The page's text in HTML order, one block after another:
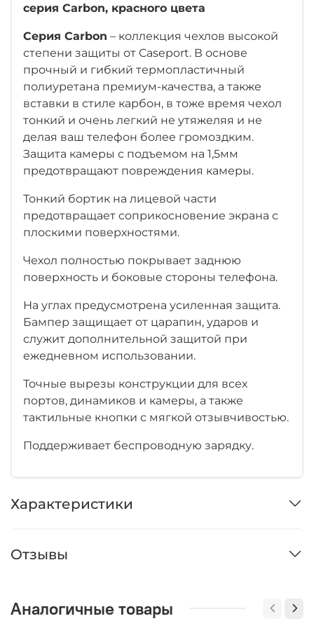
серия Carbon, красного цвета
Серия Carbon – коллекция чехлов высокой
степени защиты от Caseport. В основе
прочный и гибкий термопластичный
полиуретана премиум-качества, а также
вставки в стиле карбон, в тоже время чехол
тонкий и очень легкий не утяжеляя и не
делая ваш телефон более громоздким.
Защита камеры с подъемом на 1,5мм
предотвращают повреждения камеры.
Тонкий бортик на лицевой части
предотвращает соприкосновение экрана с
плоскими поверхностями.
Чехол полностью покрывает заднюю
поверхность и боковые стороны телефона.
На углах предусмотрена усиленная защита.
Бампер защищает от царапин, ударов и
служит дополнительной защитой при
ежедневном использовании.
Точные вырезы конструкции для всех
портов, динамиков и камеры, а также
тактильные кнопки с мягкой отзывчивостью.
Поддерживает беспроводную зарядку.
Характеристики
Отзывы
Аналогичные товары